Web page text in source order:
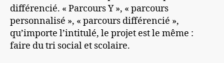
différencié. « Parcours Y », « parcours
personnalisé », « parcours différencié »,
qu’importe l’intitulé, le projet est le même :
faire du tri social et scolaire.